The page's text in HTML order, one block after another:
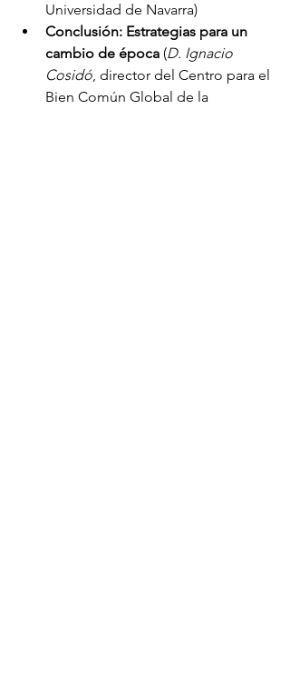
Universidad de Navarra)
Conclusión: Estrategias para un
cambio de época (D. Ignacio
Cosidó, director del Centro para el
Bien Común Global de la